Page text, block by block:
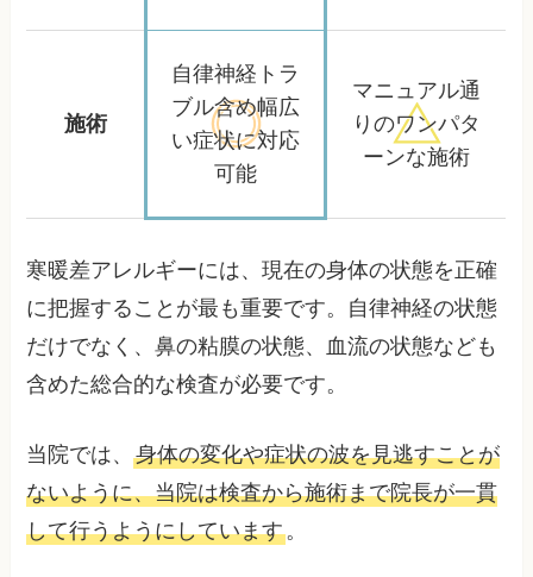
施術
自律神経トラ
ブル含め幅広
い症状に対応
可能
マニュアル通
りのワンパタ
ーンな施術
寒暖差アレルギーには、現在の身体の状態を正確
に把握することが最も重要です。自律神経の状態
だけでなく、鼻の粘膜の状態、血流の状態なども
含めた総合的な検査が必要です。
当院では、身体の変化や症状の波を見逃すことが
ないように、当院は検査から施術まで院長が一貫
して行うようにしています。